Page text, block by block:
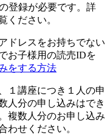
登録が必要です。詳
ください。
ドレスをお持ちでない
お子様用の読売IDを
をする方法
１講座につき１人の申
人分の申し込みはでき
複数人分のお申し込み
わせください。